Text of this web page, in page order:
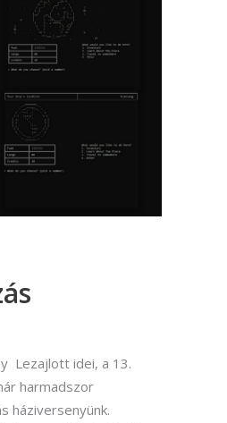
Lezajlott idei, a 13.
harmadszor
háziversenyünk.